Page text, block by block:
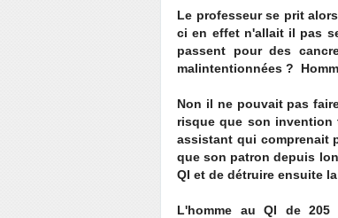
Le professeur se prit
ci en effet n'allait il pas
passent pour des
malintentionnées ?
Non il ne pouvait pas
risque que son invention
assistant qui comprenait
que son patron depuis
QI et de détruire ensuite
L'homme au QI de